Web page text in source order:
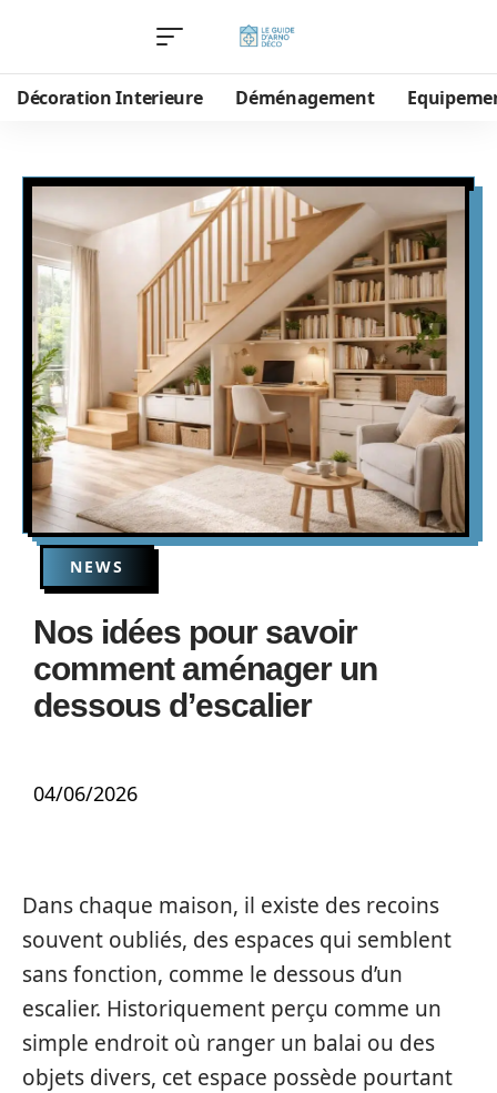
Décoration Interieure Déménagement
NEWS
Nos idées pour savoir
comment aménager un
dessous d’escalier
04/06/2026
Dans chaque maison, il existe des recoins
souvent oubliés, des espaces qui semblent
sans fonction, comme le dessous d’un
escalier. Historiquement perçu comme un
simple endroit où ranger un balai ou des
objets divers, cet espace possède pourtant